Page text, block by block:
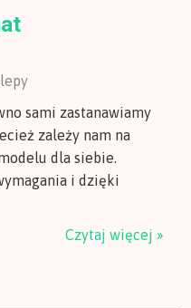
sami zastanawiamy
zależy nam na
dla siebie.
i dzięki
Czytaj więcej »